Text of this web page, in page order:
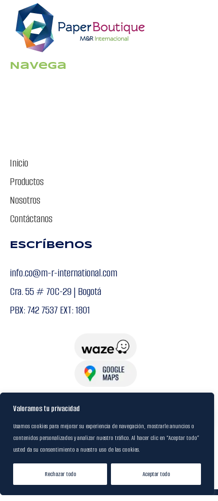
Valoramos tu privacidad
Usamos cookies para mejorar su experiencia de navegación, mostrarle anuncios o
contenidos personalizados y analizar nuestro tráfico. Al hacer clic en “Aceptar todo”
usted da su consentimiento a nuestro uso de las cookies.
Rechazar todo Aceptar todo
Navega
Inicio
Productos
Nosotros
Contáctanos
Escríbenos
info.co@m-r-international.com
Cra. 55 # 70C-29 | Bogotá
PBX: 742 7537 EXT: 1801
USuarios
Política de Datos